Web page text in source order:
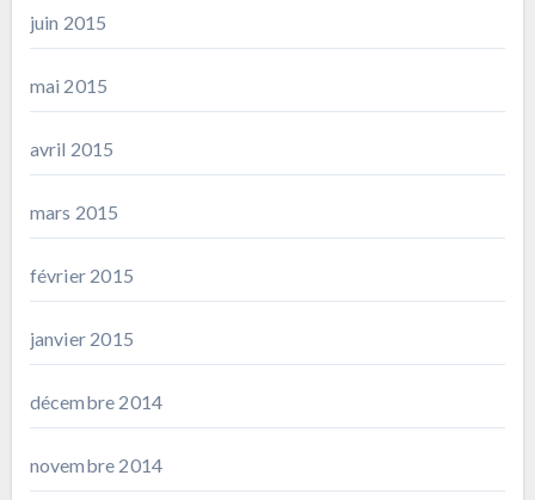
juin 2015
mai 2015
avril 2015
mars 2015
février 2015
janvier 2015
décembre 2014
novembre 2014